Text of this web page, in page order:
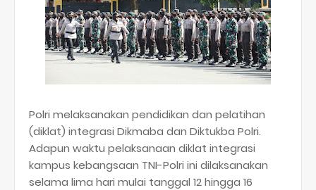
Polri melaksanakan pendidikan dan pelatihan
(diklat) integrasi Dikmaba dan Diktukba Polri.
Adapun waktu pelaksanaan diklat integrasi
kampus kebangsaan TNI-Polri ini dilaksanakan
selama lima hari mulai tanggal 12 hingga 16